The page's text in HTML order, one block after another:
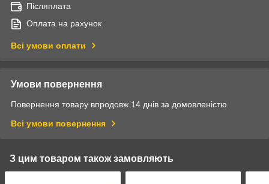
Післяплата
Оплата на рахунок
Всі умови оплати
Умови повернення
Повернення товару впродовж 14 днів за домовленістю
Всі умови повернення
З цим товаром також замовляють